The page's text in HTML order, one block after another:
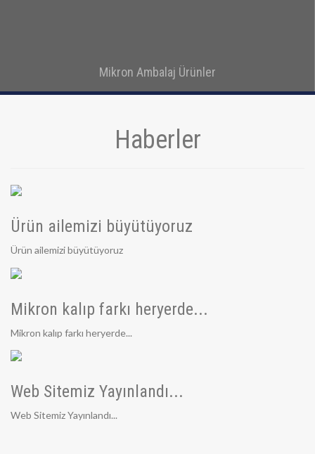
Mikron Ambalaj Ürünler
Haberler
Ürün ailemizi büyütüyoruz
Ürün ailemizi büyütüyoruz
Mikron kalıp farkı heryerde...
Mikron kalıp farkı heryerde...
Web Sitemiz Yayınlandı...
Web Sitemiz Yayınlandı...